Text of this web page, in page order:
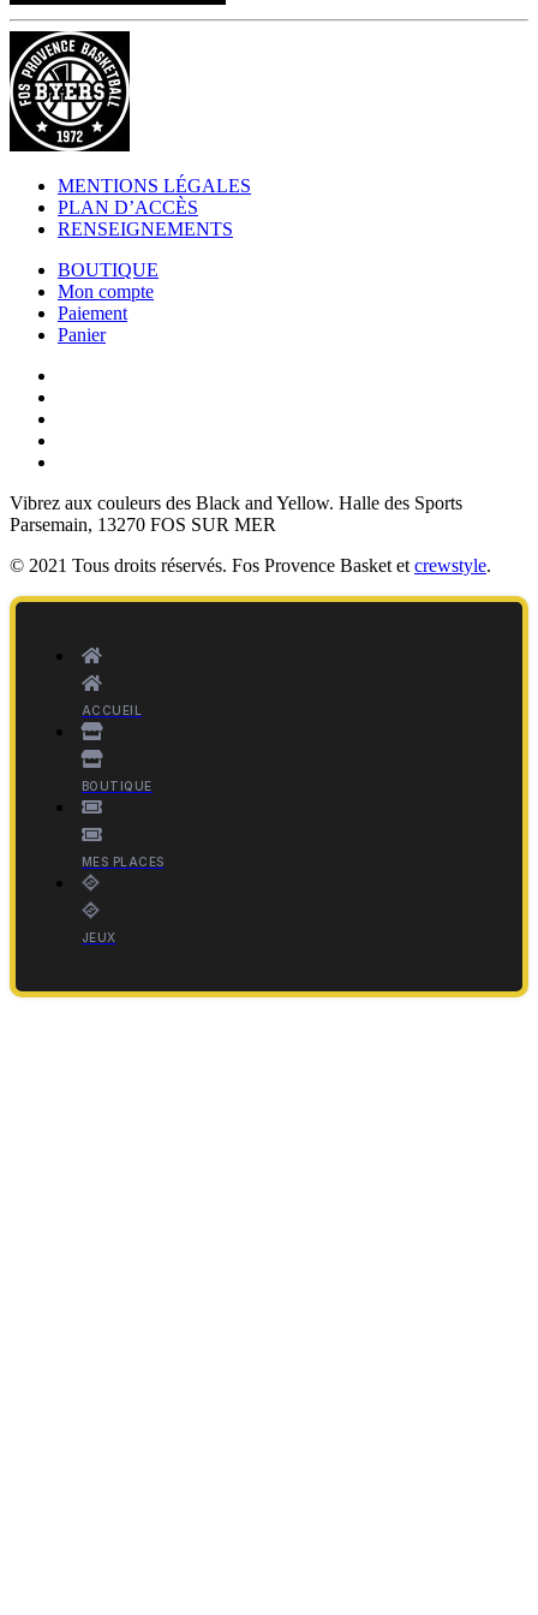
MENTIONS LÉGALES
PLAN D’ACCÈS
RENSEIGNEMENTS
BOUTIQUE
Mon compte
Paiement
Panier
Vibrez aux couleurs des Black and Yellow. Halle des Sports
Parsemain, 13270 FOS SUR MER
© 2021 Tous droits réservés. Fos Provence Basket et crewstyle.
ACCUEIL
BOUTIQUE
MES PLACES
JEUX